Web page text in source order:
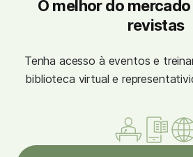
O melhor do
revistas
Tenha acesso à eventos e
biblioteca virtual e